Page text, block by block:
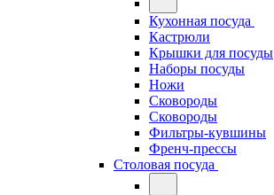
Кухонная посуда
Кастрюли
Крышки для посуды
Наборы посуды
Ножи
Сковороды
Сковороды
Фильтры-кувшины
Френч-прессы
Столовая посуда